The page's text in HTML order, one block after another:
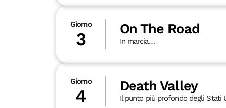
Giorno
3 On The Road
In marcia…
Giorno
4 Death Valley
Il punto più profondo degli Stati